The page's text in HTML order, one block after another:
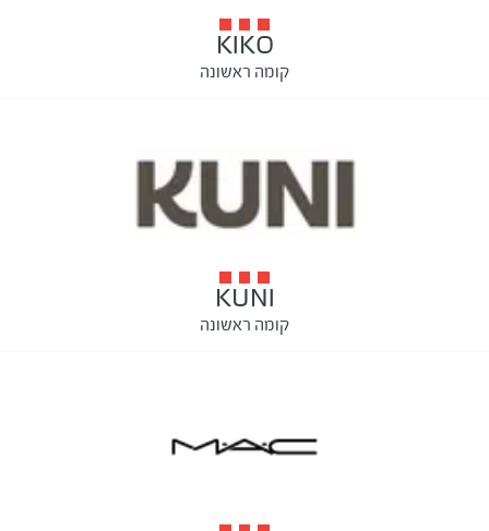
KIKO
קומה ראשונה
KUNI
קומה ראשונה